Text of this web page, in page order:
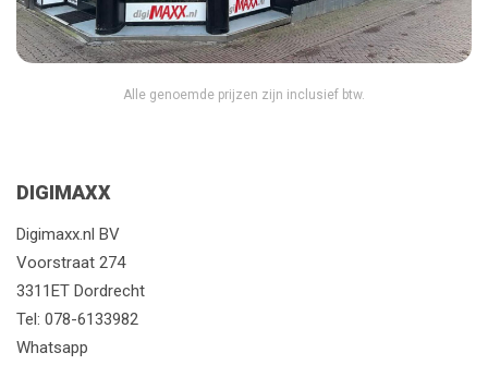
Alle genoemde prijzen zijn inclusief btw.
DIGIMAXX
Digimaxx.nl BV
Voorstraat 274
3311ET Dordrecht
Tel: 078-6133982
Whatsapp